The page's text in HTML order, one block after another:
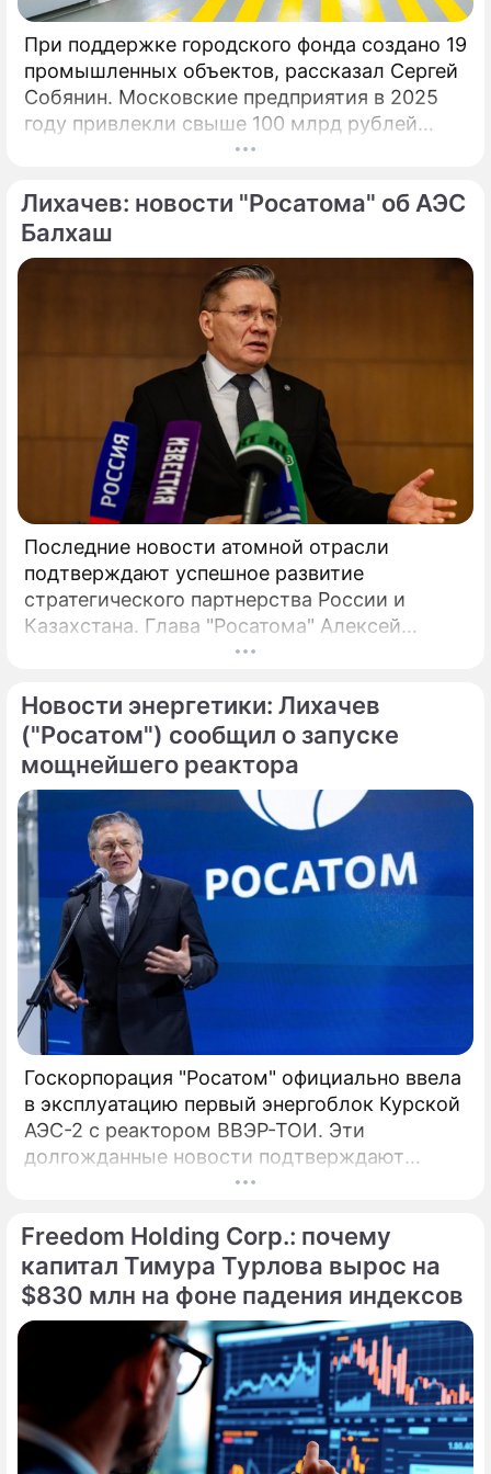
При поддержке городского фонда создано 19
промышленных объектов, рассказал Сергей
Собянин. Московские предприятия в 2025
году привлекли свыше 100 млрд рублей
инвестиционных кредитов на развитие и
поддержки промышленности и
предпринимательства.
Лихачев: новости "Росатома" об АЭС
Балхаш
Последние новости атомной отрасли
подтверждают успешное развитие
стратегического партнерства России и
Казахстана. Глава "Росатома" Алексей
Лихачев сообщил, что на площадке будущей
инженерных изысканий, что является
важным этапом реализации масштабного
проекта. В мае 2026 года в Москве
состоялись предметные переговоры
руководства российской государственной
корпорации и ответственного ведомства
Республики Казахстан.
Новости энергетики: Лихачев
("Росатом") сообщил о запуске
мощнейшего реактора
Госкорпорация "Росатом" официально ввела
в эксплуатацию первый энергоблок Курской
АЭС-2 с реактором ВВЭР-ТОИ. Эти
долгожданные новости подтверждают
технологическое лидерство России, а глава
технологическим успехом и трудовым
подвигом. Введенный в эксплуатацию 27
апреля, инновационный энергоблок № 1
Курской АЭС-2 с 1 мая начал официальные
поставки электроэнергии в Единую
энергосистему страны.
Freedom Holding Corp.: почему
капитал Тимура Турлова вырос на
$830 млн на фоне падения индексов